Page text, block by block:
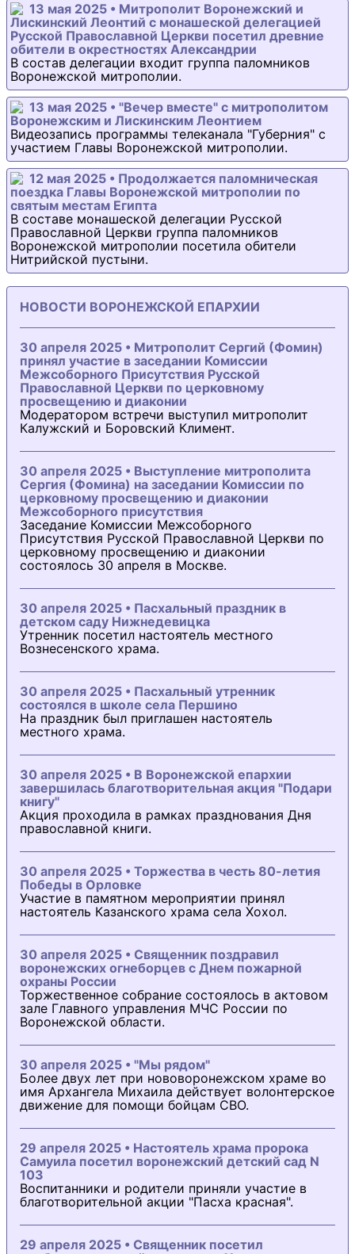
13 мая 2025 • Митрополит Воронежский и
Лискинский Леонтий с монашеской делегацией
Русской Православной Церкви посетил древние
обители в окрестностях Александрии
В состав делегации входит группа паломников
Воронежской митрополии.
13 мая 2025 • "Вечер вместе" с митрополитом
Воронежским и Лискинским Леонтием
Видеозапись программы телеканала "Губерния" с
участием Главы Воронежской митрополии.
12 мая 2025 • Продолжается паломническая
поездка Главы Воронежской митрополии по
святым местам Египта
В составе монашеской делегации Русской
Православной Церкви группа паломников
Воронежской митрополии посетила обители
Нитрийской пустыни.
НОВОСТИ ВОРОНЕЖСКОЙ ЕПАРХИИ
30 апреля 2025 • Митрополит Сергий (Фомин)
принял участие в заседании Комиссии
Межсоборного Присутствия Русской
Православной Церкви по церковному
просвещению и диаконии
Модератором встречи выступил митрополит
Калужский и Боровский Климент.
30 апреля 2025 • Выступление митрополита
Сергия (Фомина) на заседании Комиссии по
церковному просвещению и диаконии
Межсоборного присутствия
Заседание Комиссии Межсоборного
Присутствия Русской Православной Церкви по
церковному просвещению и диаконии
состоялось 30 апреля в Москве.
30 апреля 2025 • Пасхальный праздник в
детском саду Нижнедевицка
Утренник посетил настоятель местного
Вознесенского храма.
30 апреля 2025 • Пасхальный утренник
состоялся в школе села Першино
На праздник был приглашен настоятель
местного храма.
30 апреля 2025 • В Воронежской епархии
завершилась благотворительная акция "Подари
книгу"
Акция проходила в рамках празднования Дня
православной книги.
30 апреля 2025 • Торжества в честь 80-летия
Победы в Орловке
Участие в памятном мероприятии принял
настоятель Казанского храма села Хохол.
30 апреля 2025 • Священник поздравил
воронежских огнеборцев с Днем пожарной
охраны России
Торжественное собрание состоялось в актовом
зале Главного управления МЧС России по
Воронежской области.
30 апреля 2025 • "Мы рядом"
Более двух лет при нововоронежском храме во
имя Архангела Михаила действует волонтерское
движение для помощи бойцам СВО.
29 апреля 2025 • Настоятель храма пророка
Самуила посетил воронежский детский сад N
103
Воспитанники и родители приняли участие в
благотворительной акции "Пасха красная".
29 апреля 2025 • Священник посетил